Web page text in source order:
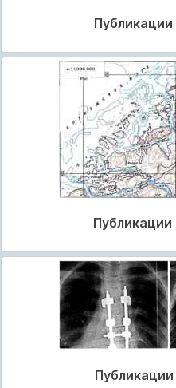
Публикации
Публикации